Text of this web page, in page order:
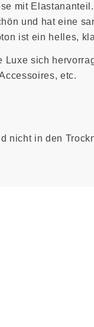
mit
und hat eine
ist ein helles,
sich
etc.
nicht in den